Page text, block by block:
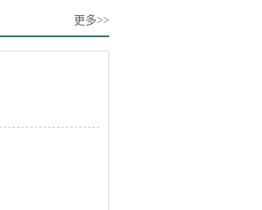
更多>>